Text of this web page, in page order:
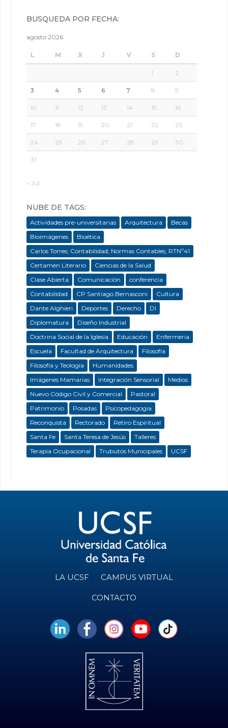
BÚSQUEDA POR FECHA:
agosto 2026
L M X J V S D
1 2
3 4 5 6 7 8 9
10 11 12 13 14 15 16
17 18 19 20 21 22 23
24 25 26 27 28 29 30
31
« Jul
NUBE DE TAGS:
Actividades pre-universitarias Arquitectura
Becas
Bioimágenes
Bioética
Carlos Torres; Contabilidad; Normas Contables; RTNº41
Certamen Literario
Ciencias de la Salud
Clase Abierta
Comunicación
conferencia
Contabilidad
CP Santiago Bernasconi
Cultura
Dante Alghieri
Deportes Derecho
DI
Diplomatura
Diseño Industrial
Doctrina Social de la Iglesia
Educación
Enfermeria
Escuela
Facultad de Arquitectura
Filosofía
Filosofía y Teología
Humanidades
Imágenes Mamarias
Integración Sensorial
Medios
Nuevo Código Civil y Comercial
Pastoral
Patrimonio
Posadas
Psicopedagogía
Reconquista
Rectorado
Retiro Espiritual
Santa Fe
Santa Teresa de Jesús
Talleres
Terapia Ocupacional
Trubutos Municipales UCSF
LA UCSF CAMPUS VIRTUAL
CONTACTO